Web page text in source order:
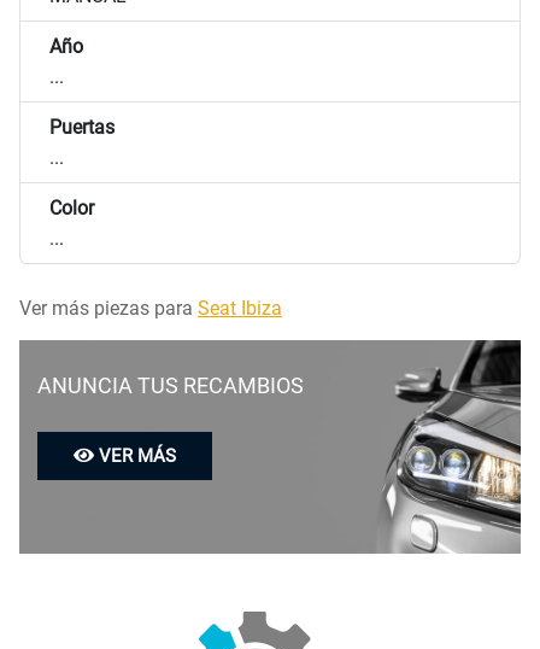
Año
...
Puertas
...
Color
...
Ver más piezas para Seat Ibiza
ANUNCIA TUS RECAMBIOS
VER MÁS